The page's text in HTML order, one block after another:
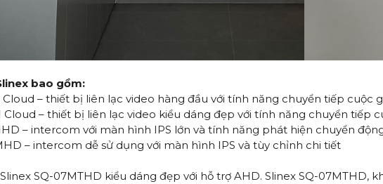
bao gồm:
Cloud – thiết bị liên lạc video hàng đầu với tính năng chuyển tiếp cuộc
Cloud – thiết bị liên lạc video kiểu dáng đẹp với tính năng chuyển
– intercom với màn hình IPS lớn và tính năng phát hiện chuyển
– intercom dễ sử dụng với màn hình IPS và tùy chỉnh chi tiết
Slinex SQ-07MTHD kiểu dáng đẹp với hỗ trợ AHD. Slinex SQ-07MTHD,